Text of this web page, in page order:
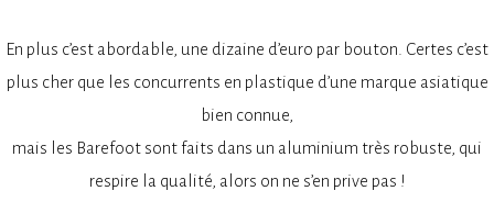
En plus c’est abordable, une dizaine d’euro par bouton. Certes c’est
plus cher que les concurrents en plastique d’une marque asiatique
bien connue,
mais les Barefoot sont faits dans un aluminium très robuste, qui
respire la qualité, alors on ne s’en prive pas !